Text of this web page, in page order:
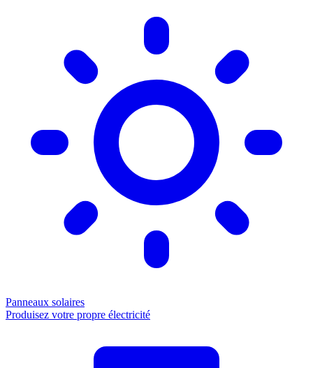
Panneaux solaires
Produisez votre propre électricité